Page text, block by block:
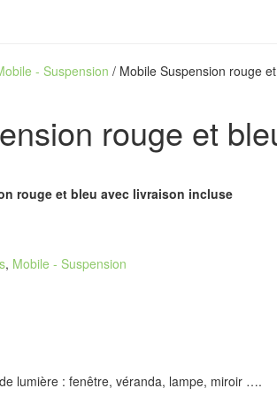
- Suspension / Mobile Suspension rouge
rouge et
rouge et bleu avec livraison incluse
, Mobile - Suspension
lumière : fenêtre, véranda, lampe, miroir ….